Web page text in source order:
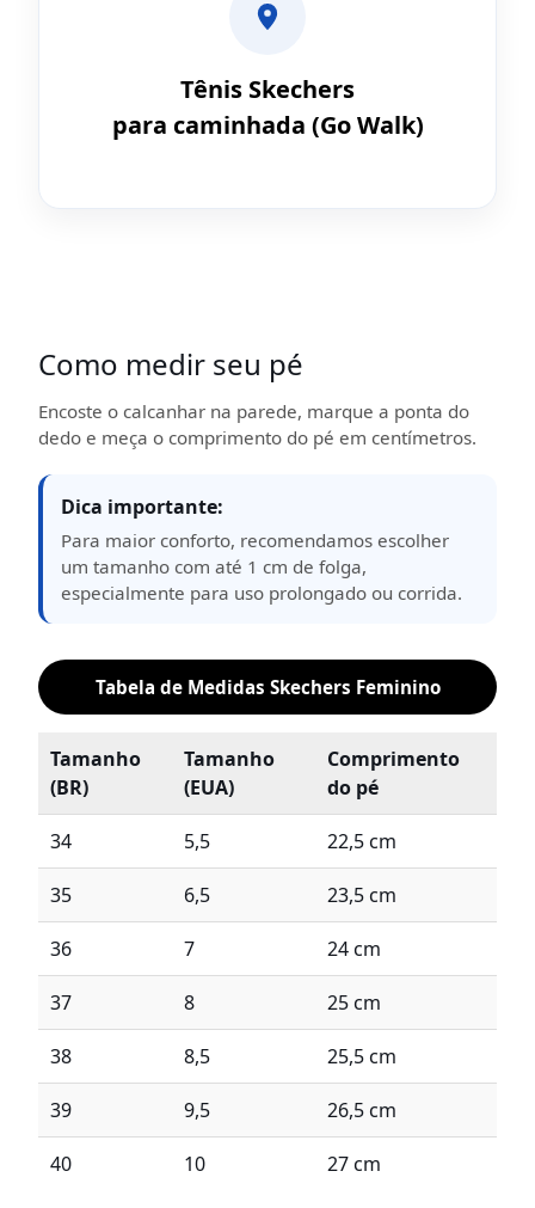
Tênis Skechers
para caminhada (Go Walk)
Como medir seu pé
Encoste o calcanhar na parede, marque a ponta do
dedo e meça o comprimento do pé em centímetros.
Dica importante:
Para maior conforto, recomendamos escolher
um tamanho com até 1 cm de folga,
especialmente para uso prolongado ou corrida.
Tabela de Medidas Skechers Feminino
Tamanho
(BR)
Tamanho
(EUA)
Comprimento
do pé
34 5,5 22,5 cm
35 6,5 23,5 cm
36 7 24 cm
37 8 25 cm
38 8,5 25,5 cm
39 9,5 26,5 cm
40 10 27 cm